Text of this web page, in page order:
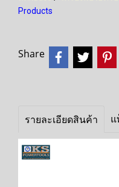
Products
Share
รายละเอียดสินค้า แ